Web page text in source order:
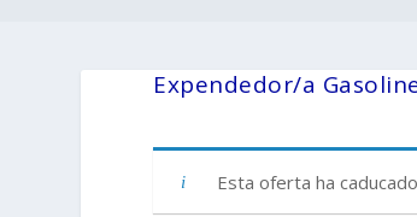
Expendedor/a
Esta oferta ha